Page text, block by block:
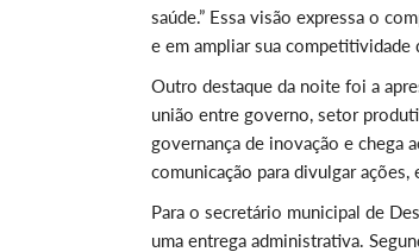
saúde.” Essa visão expressa o
e em ampliar sua competitividade
Outro destaque da noite foi a
união entre governo, setor
governança de inovação e chega
comunicação para divulgar
Para o secretário municipal de
uma entrega administrativa.